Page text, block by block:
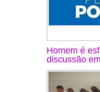
Homem é
discussão